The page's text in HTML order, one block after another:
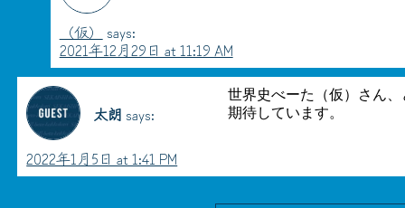
（仮）
says:
2021年12月29日 at 11:19 AM
太朗 says:
2022年1月5日 at 1:41 PM
世界史べーた（仮）さん
期待しています。